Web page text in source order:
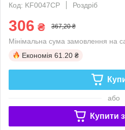
Код: KF0047CP
Роздріб
306 ₴ 367,20 ₴
Мінімальна сума замовлення на
Економія 61.20 ₴
або
Купити з